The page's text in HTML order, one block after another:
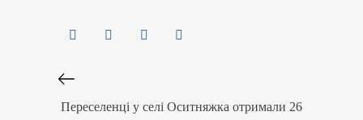
Переселенці у селі Оситняжка отримали 26